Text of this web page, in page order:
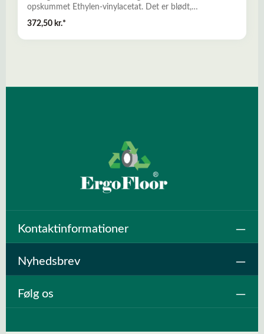
opskummet Ethylen-vinylacetat. Det er blødt,
stødabsorberende, komfortabelt, og ideelt til anvendelse
til indendørs legeområder og tumlerum, til kampsport,
fitness og træning med frivægte, mm. - Stramme
372,50 kr.*
Kontaktinformationer
Nyhedsbrev
Følg os